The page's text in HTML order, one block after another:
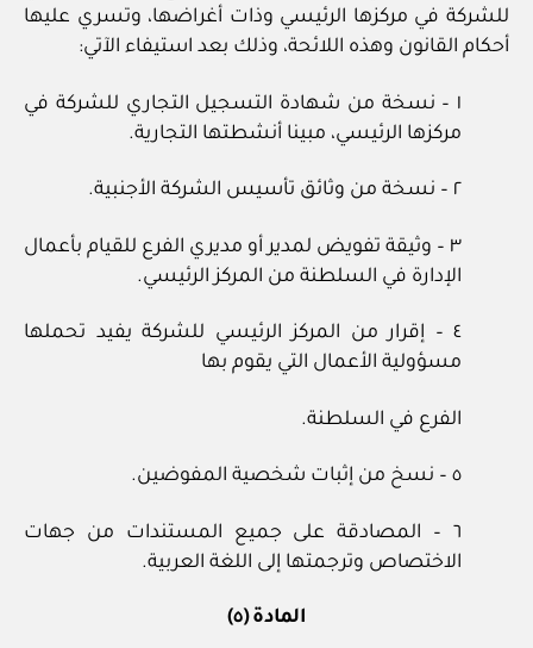
للشركة في مركزها الرئيسي وذات أغراضها، وتسري عليها
أحكام القانون وهذه اللائحة، وذلك بعد استيفاء الآتي:
١ – نسخة من شهادة التسجيل التجاري للشركة في
مركزها الرئيسي، مبينا أنشطتها التجارية.
٢ – نسخة من وثائق تأسيس الشركة الأجنبية.
٣ – وثيقة تفويض لمدير أو مديري الفرع للقيام بأعمال
الإدارة في السلطنة من المركز الرئيسي.
٤ – إقرار من المركز الرئيسي للشركة يفيد تحملها
مسؤولية الأعمال التي يقوم بها
الفرع في السلطنة.
٥ – نسخ من إثبات شخصية المفوضين.
٦ – المصادقة على جميع المستندات من جهات
الاختصاص وترجمتها إلى اللغة العربية.
المادة (٥)